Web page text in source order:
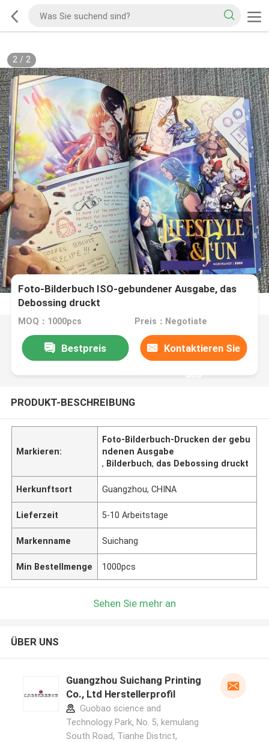
2/ 2
Foto-Bilderbuch ISO-gebundener Ausgabe, das
Debossing druckt
MOQ：1000pcs Preis：Negotiate
Bestpreis Kontaktieren Sie
uns
PRODUKT-BESCHREIBUNG
Markieren:
Foto-Bilderbuch-Drucken der gebu
ndenen Ausgabe
, Bilderbuch, das Debossing druckt
Herkunftsort Guangzhou, CHINA
Lieferzeit 5-10 Arbeitstage
Markenname Suichang
Min Bestellmenge 1000pcs
Sehen Sie mehr an
ÜBER UNS
Guangzhou Suichang Printing
Co., Ltd Herstellerprofil
Guobao science and
Technology Park, No. 5, kemulang
South Road, Tianhe District,